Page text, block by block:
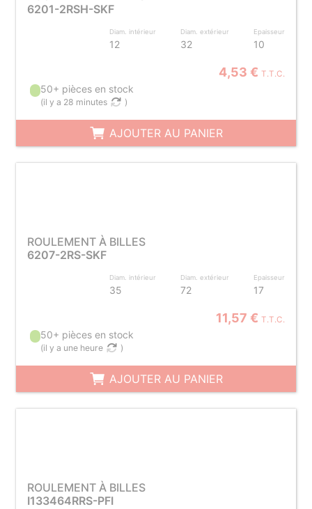
6201-2RSH-SKF
Diam. intérieur
12
Diam. extérieur
32
Epaisseur
10
4,53 € T.T.C.
50+ pièces en stock
(il y a 28 minutes )
AJOUTER AU PANIER
ROULEMENT À BILLES
6207-2RS-SKF
Diam. intérieur
35
Diam. extérieur
72
Epaisseur
17
11,57 € T.T.C.
50+ pièces en stock
(il y a une heure )
AJOUTER AU PANIER
ROULEMENT À BILLES
I133464RRS-PFI